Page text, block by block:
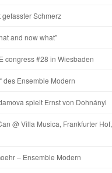
gefasster Schmerz
and now what”
congress #28 in Wiesbaden
des Ensemble Modern
spielt Ernst von Dohnányi
@ Villa Musica, Frankfurter Hof,
– Ensemble Modern